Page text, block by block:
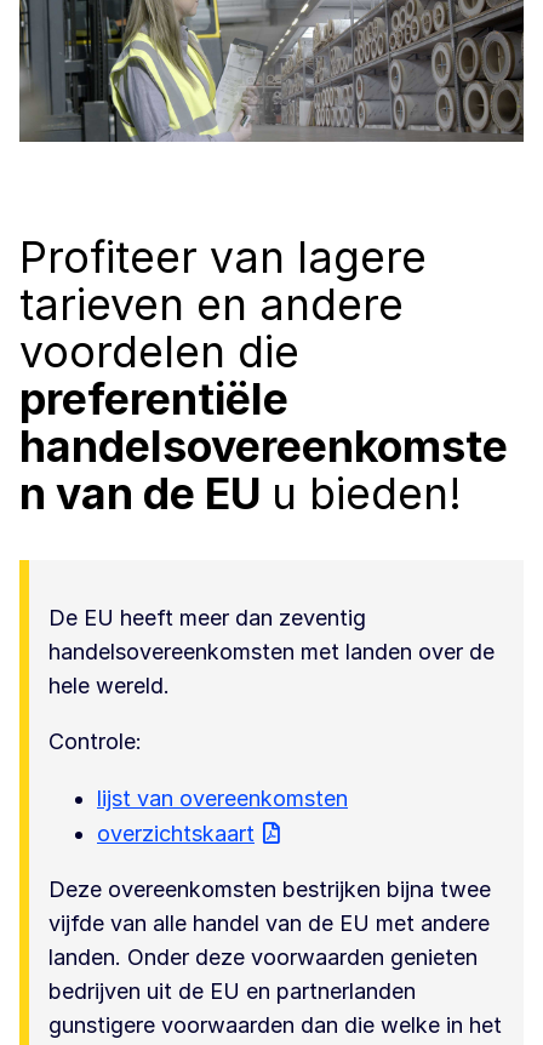
Profiteer van lagere
tarieven en andere
voordelen die
preferentiële
handelsovereenkomste
n van de EU u bieden!
De EU heeft meer dan zeventig
handelsovereenkomsten met landen over de
hele wereld.
Controle:
lijst van overeenkomsten
overzichtskaart
Deze overeenkomsten bestrijken bijna twee
vijfde van alle handel van de EU met andere
landen. Onder deze voorwaarden genieten
bedrijven uit de EU en partnerlanden
gunstigere voorwaarden dan die welke in het